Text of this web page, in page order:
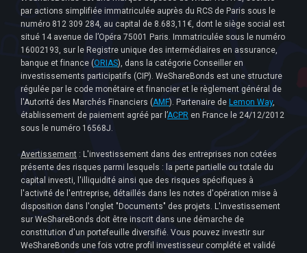
par actions simplifiée immatriculée auprès du RCS de Paris sous le
numéro 812 309 284, au capital de 8.683,11€, dont le siège social est
situé 14 avenue de l’Opéra 75001 Paris. Immatriculée sous le numéro
16002193, sur le Registre unique des intermédiaires en assurance,
banque et finance (ORIAS), dans la catégorie Conseiller en
investissements participatifs (CIP). WeShareBonds est une structure
régulée par le code monétaire et financier et le règlement général de
l'Autorité des Marchés Financiers (AMF). Partenaire de Lemon Way,
établissement de paiement agréé par l’ACPR en France le 24/12/2012
sous le numéro 16568J.
Avertissement : L'investissement dans des entreprises non cotées
présente des risques parmi lesquels : la perte partielle ou totale du
capital investi, l'illiquidité ainsi que des risques spécifiques à
l'activité de l'entreprise, détaillés dans les notes d'opération mise à
disposition dans l'onglet "Documents" des projets. L'investissement
sur WeShareBonds doit être inscrit dans une démarche de
constitution d'un portefeuille diversifié. Vous pouvez investir sur
WeShareBonds une fois votre profil investisseur complété et validé